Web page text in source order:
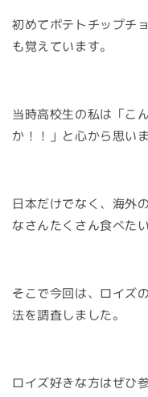
初めてポテトチップチ
も覚えています。
当時高校生の私は「こ
か！！」と心から思いま
日本だけでなく、海外
なさんたくさん食べた
そこで今回は、ロイズ
法を調査しました。
ロイズ好きな方はぜひ